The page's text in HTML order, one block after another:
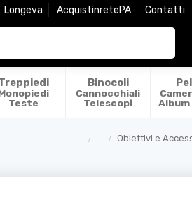
Longeva AcquistinretePA Contatti
Teste
Binocoli
Cannocchiali
Telescopi
Obiettivi e